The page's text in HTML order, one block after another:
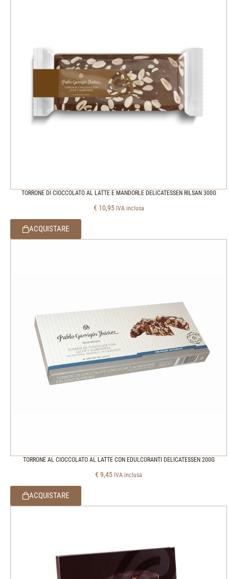
TORRONE DI CIOCCOLATO AL LATTE E MANDORLE DELICATESSEN RILSAN 300G
€ 10,95 IVA inclusa
ACQUISTARE
TORRONE AL CIOCCOLATO AL LATTE CON EDULCORANTI DELICATESSEN 200G
€ 9,45 IVA inclusa
ACQUISTARE